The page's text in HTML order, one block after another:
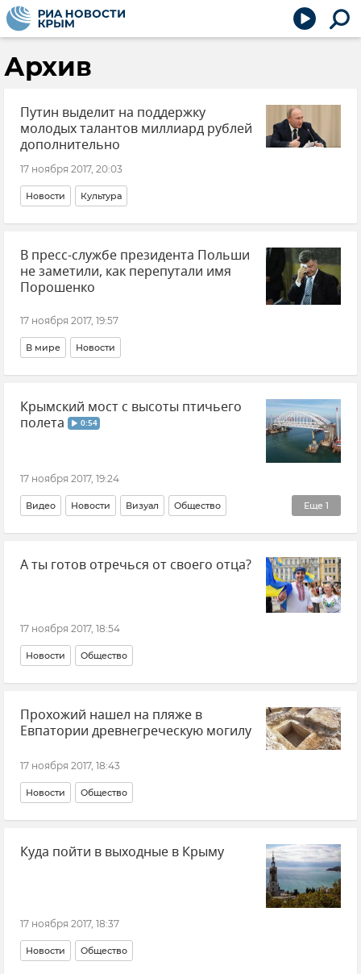
Архив
Путин выделит на поддержку
молодых талантов миллиард рублей
дополнительно
17 ноября 2017, 20:03
Новости Культура
В пресс-службе президента Польши
не заметили, как перепутали имя
Порошенко
17 ноября 2017, 19:57
В мире Новости
Крымский мост с высоты птичьего
полета
0:54
17 ноября 2017, 19:24
Еще 1
Видео Новости Визуал Общество
Строительство моста через Керченский пролив
А ты готов отречься от своего отца?
17 ноября 2017, 18:54
Новости Общество
Прохожий нашел на пляже в
Евпатории древнегреческую могилу
17 ноября 2017, 18:43
Новости Общество
Куда пойти в выходные в Крыму
17 ноября 2017, 18:37
Новости Общество